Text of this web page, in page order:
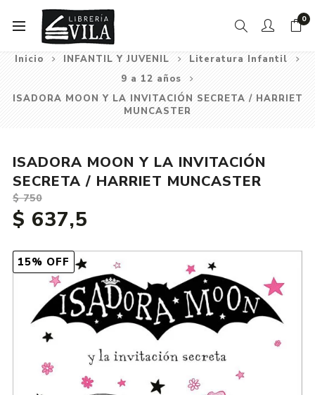
0
Inicio INFANTIL Y JUVENIL
Literatura Infantil
9 a 12 años
ISADORA MOON Y LA INVITACIÓN SECRETA / HARRIET
MUNCASTER
15% OFF
ISADORA MOON Y LA INVITACIÓN
SECRETA / HARRIET MUNCASTER
$ 750
$ 637,5